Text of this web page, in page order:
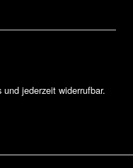
jederzeit widerrufbar.